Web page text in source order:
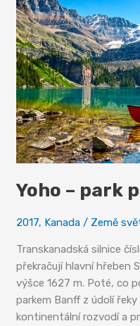
Yoho – park
2017, Kanada / Země
Transkanadská silnice
překračují hlavní hřeben
výšce 1627 m. Poté, co
parkem Banff z údolí
kontinentální rozvodí a